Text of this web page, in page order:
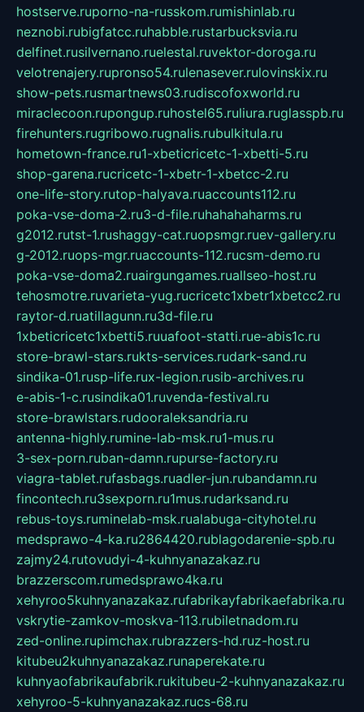
hostserve.ruporno-na-russkom.rumishinlab.ru
neznobi.rubigfatcc.ruhabble.rustarbucksvia.ru
delfinet.rusilvernano.ruelestal.ruvektor-doroga.ru
velotrenajery.rupronso54.rulenasever.rulovinskix.ru
show-pets.rusmartnews03.rudiscofoxworld.ru
miraclecoon.rupongup.ruhostel65.ruliura.ruglasspb.ru
firehunters.rugribowo.rugnalis.rubulkitula.ru
hometown-france.ru1-xbeticricetc-1-xbetti-5.ru
shop-garena.rucricetc-1-xbetr-1-xbetcc-2.ru
one-life-story.rutop-halyava.ruaccounts112.ru
poka-vse-doma-2.ru3-d-file.ruhahahaharms.ru
g2012.rutst-1.rushaggy-cat.ruopsmgr.ruev-gallery.ru
g-2012.ruops-mgr.ruaccounts-112.rucsm-demo.ru
poka-vse-doma2.ruairgungames.ruallseo-host.ru
tehosmotre.ruvarieta-yug.rucricetc1xbetr1xbetcc2.ru
raytor-d.ruatillagunn.ru3d-file.ru
1xbeticricetc1xbetti5.ruuafoot-statti.rue-abis1c.ru
store-brawl-stars.rukts-services.rudark-sand.ru
sindika-01.rusp-life.rux-legion.rusib-archives.ru
e-abis-1-c.rusindika01.ruvenda-festival.ru
store-brawlstars.rudooraleksandria.ru
antenna-highly.rumine-lab-msk.ru1-mus.ru
3-sex-porn.ruban-damn.rupurse-factory.ru
viagra-tablet.rufasbags.ruadler-jun.rubandamn.ru
fincontech.ru3sexporn.ru1mus.rudarksand.ru
rebus-toys.ruminelab-msk.rualabuga-cityhotel.ru
medsprawo-4-ka.ru2864420.rublagodarenie-spb.ru
zajmy24.rutovudyi-4-kuhnyanazakaz.ru
brazzerscom.rumedsprawo4ka.ru
xehyroo5kuhnyanazakaz.rufabrikayfabrikaefabrika.ru
vskrytie-zamkov-moskva-113.rubiletnadom.ru
zed-online.rupimchax.rubrazzers-hd.ruz-host.ru
kitubeu2kuhnyanazakaz.runaperekate.ru
kuhnyaofabrikaufabrik.rukitubeu-2-kuhnyanazakaz.ru
xehyroo-5-kuhnyanazakaz.rucs-68.ru